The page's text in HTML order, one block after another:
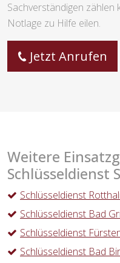
Sachverständigen zählen
Notlage zu Hilfe eilen.
Jetzt Anrufen
Weitere
Schlüsseldienst
Schlüsseldienst
Schlüsseldienst Bad
Schlüsseldienst
Schlüsseldienst Bad